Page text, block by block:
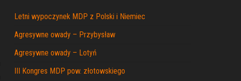
Letni wypoczynek MDP z Polski i Niemiec
Agresywne owady – Przybysław
Agresywne owady – Lotyń
III Kongres MDP pow. złotowskiego